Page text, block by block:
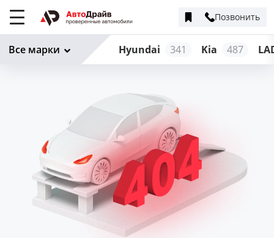
Позвонить
Hyundai 341 Kia 487
Все марки